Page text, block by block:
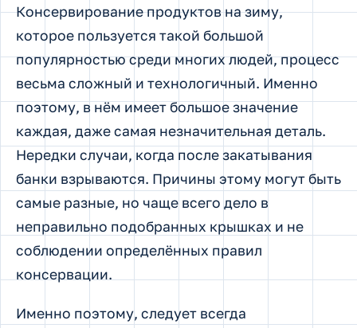
Консервирование продуктов на зиму,
которое пользуется такой большой
популярностью среди многих людей, процесс
весьма сложный и технологичный. Именно
поэтому, в нём имеет большое значение
каждая, даже самая незначительная деталь.
Нередки случаи, когда после закатывания
банки взрываются. Причины этому могут быть
самые разные, но чаще всего дело в
неправильно подобранных крышках и не
соблюдении определённых правил
консервации.
Именно поэтому, следует всегда